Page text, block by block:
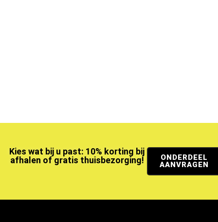
Kies wat bij u past: 10% korting bij
afhalen of gratis thuisbezorging!
ONDERDEEL
AANVRAGEN